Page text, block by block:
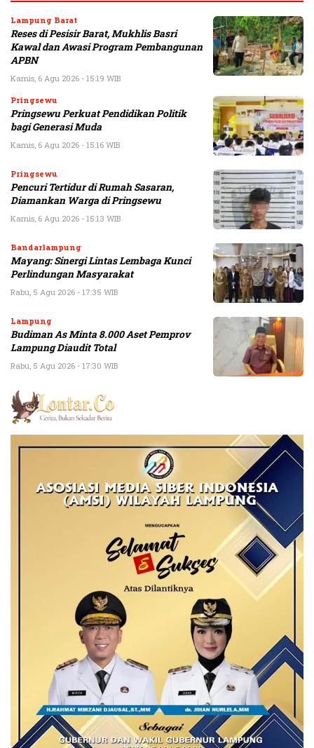
Lampung Barat
Reses di Pesisir Barat, Mukhlis Basri
Kawal dan Awasi Program Pembangunan
APBN
Kamis, 6 Agu 2026 - 15:19 WIB
Pringsewu
Pringsewu Perkuat Pendidikan Politik
bagi Generasi Muda
Kamis, 6 Agu 2026 - 15:16 WIB
Pringsewu
Pencuri Tertidur di Rumah Sasaran,
Diamankan Warga di Pringsewu
Kamis, 6 Agu 2026 - 15:13 WIB
Bandarlampung
Mayang: Sinergi Lintas Lembaga Kunci
Perlindungan Masyarakat
Rabu, 5 Agu 2026 - 17:35 WIB
Lampung
Budiman As Minta 8.000 Aset Pemprov
Lampung Diaudit Total
Rabu, 5 Agu 2026 - 17:30 WIB